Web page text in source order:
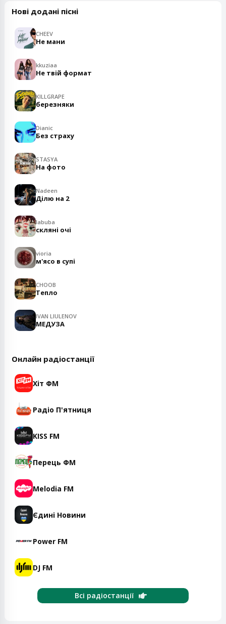
Нові додані пісні
CHEEV
Не мани
kkuziaa
Не твій формат
KILLGRAPE
березняки
Dianic
Без страху
STASYA
На фото
Nadeen
Ділю на 2
labuba
скляні очі
vioria
м'ясо в супі
CHOOB
Тепло
IVAN LIULENOV
МЕДУЗА
Онлайн радіостанції
Хіт ФМ
Радіо П'ятниця
KISS FM
Перець ФМ
Melodia FM
Єдині Новини
Power FM
DJ FM
Всі радіостанції